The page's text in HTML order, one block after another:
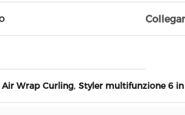
Wrap Curling, Styler multifunzione 6 in